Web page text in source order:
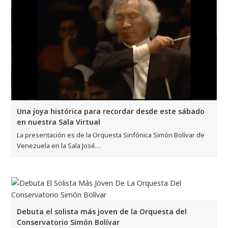
Una joya histórica para recordar desde este sábado
en nuestra Sala Virtual
La presentación es de la Orquesta Sinfónica Simón Bolívar de
Venezuela en la Sala José…
Debuta el solista más joven de la Orquesta del
Conservatorio Simón Bolívar